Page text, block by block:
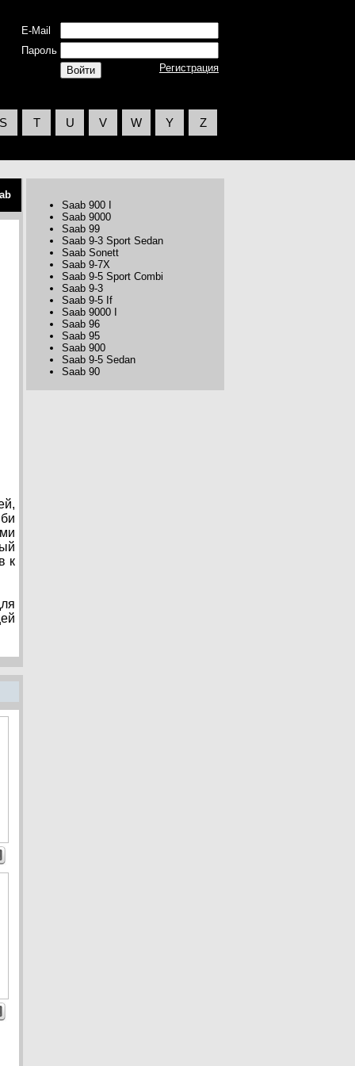
E-Mail
Пароль
Регистрация
S T U V W Y Z
к
Saab 900 I
Saab 9000
Saab 99
Saab 9-3 Sport Sedan
Saab Sonett
Saab 9-7X
Saab 9-5 Sport Combi
Saab 9-3
Saab 9-5 If
Saab 9000 I
Saab 96
Saab 95
Saab 900
Saab 9-5 Sedan
Saab 90